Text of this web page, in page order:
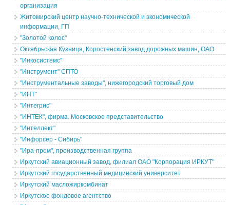
организация
Житомирский центр научно-технической и экономической
информации, ГП
"Золотой колос"
Октябрьская Кузница, Коростенский завод дорожных машин, ОАО
"Инкосистемс"
"Инструмент" СПТО
"Инструментальные заводы", нижегородский торговый дом
"ИНТ"
"Интегрис"
"ИНТЕК", фирма. Московское представительство
"Интеллект"
"Инфорсер - Сибирь"
"Ира-пром", производственная группа
Иркутский авиационный завод, филиал ОАО "Корпорация ИРКУТ"
Иркутский государственный медицинский университет
Иркутский масложиркомбинат
Иркутское фондовое агентство